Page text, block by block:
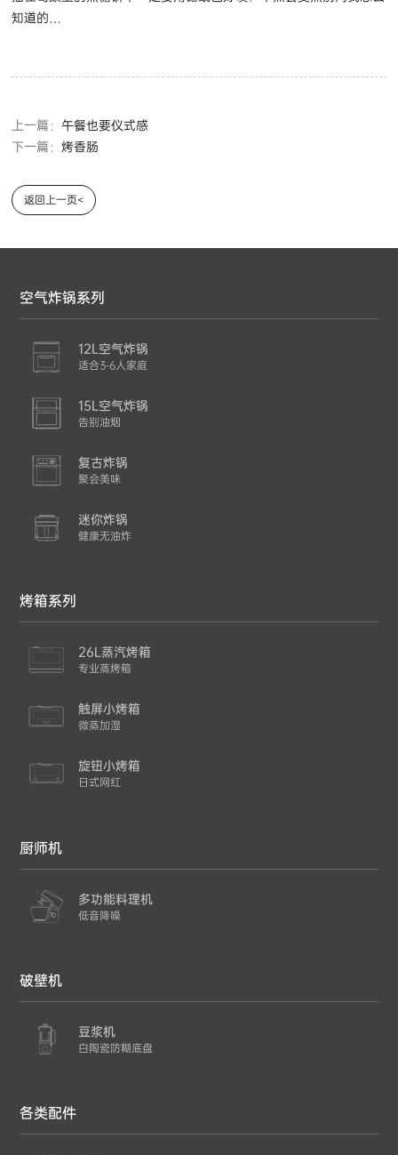
知道的…
上一篇：午餐也要仪式感
下一篇：烤香肠
返回上一页<
空气炸锅系列
12L空气炸锅
适合3-6人家庭
15L空气炸锅
告别油烟
复古炸锅
聚会美味
迷你炸锅
健康无油炸
烤箱系列
26L蒸汽烤箱
专业蒸烤箱
触屏小烤箱
微蒸加湿
旋钮小烤箱
日式网红
厨师机
多功能料理机
低音降噪
破壁机
豆浆机
白陶瓷防糊底盘
各类配件